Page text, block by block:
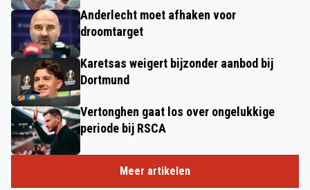
Anderlecht moet afhaken voor
droomtarget
Karetsas weigert bijzonder aanbod bij
Dortmund
Vertonghen gaat los over ongelukkige
periode bij RSCA
Meer artikelen